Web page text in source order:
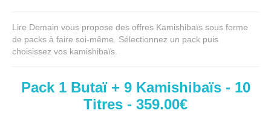
Lire Demain vous propose des offres Kamishibaïs sous forme
de packs à faire soi-même. Sélectionnez un pack puis
choisissez vos kamishibaïs.
Pack 1 Butaï + 9 Kamishibaïs - 10
Titres - 359.00€